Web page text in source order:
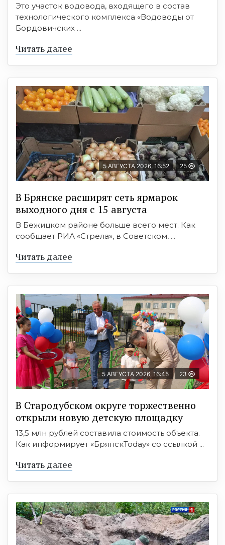
Это участок водовода, входящего в состав
технологического комплекса «Водоводы от
Бордовичских ...
Читать далее
5 АВГУСТА 2026, 16:52 25
В Брянске расширят сеть ярмарок
выходного дня с 15 августа
В Бежицком районе больше всего мест. Как
сообщает РИА «Стрела», в Советском, ...
Читать далее
5 АВГУСТА 2026, 16:45 23
В Стародубском округе торжественно
открыли новую детскую площадку
13,5 млн рублей составила стоимость объекта.
Как информирует «БрянскToday» со ссылкой ...
Читать далее